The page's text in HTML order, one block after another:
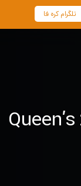
تلگرام کره فا
دانلود سریال کره ای سرای ملکه 2025 Queen’s